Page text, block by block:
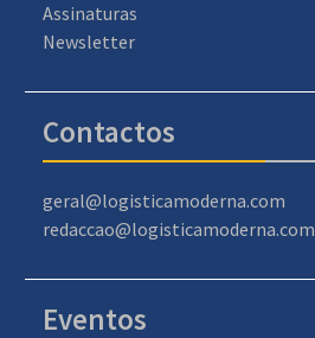
Assinaturas
Newsletter
Contactos
geral@logisticamoderna.com
redaccao@logisticamoderna.com
Eventos